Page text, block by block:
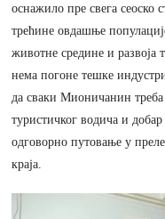
оснажило пре свега сеоско
трећине овдашње
животне средине и развоја
нема погоне тешке
да сваки Мионичанин треба
туристичког водича и
одговорно путовање у
краја.